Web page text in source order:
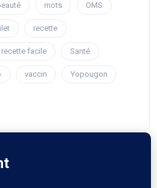
mots OMS
recette
recette facile Santé
vaccin Yopougon